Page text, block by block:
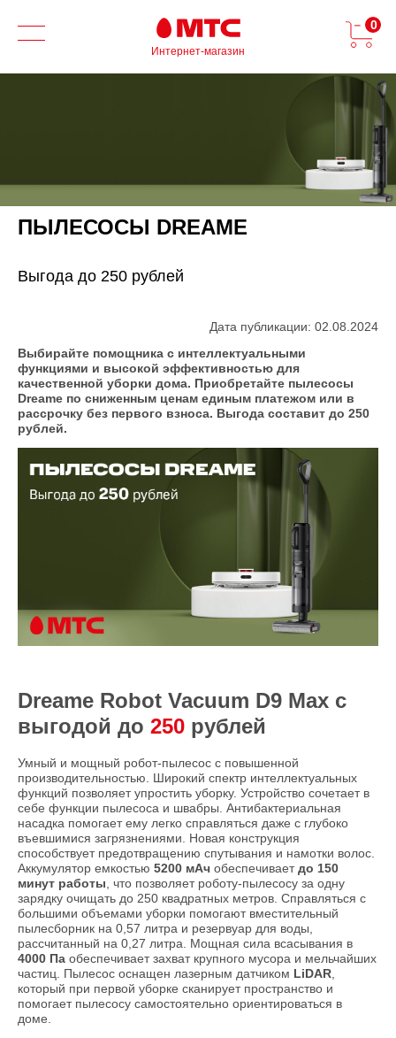
Интернет-магазин
0
ПЫЛЕСОСЫ DREAME
Выгода до 250 рублей
Дата публикации: 02.08.2024
Выбирайте помощника с интеллектуальными
функциями и высокой эффективностью для
качественной уборки дома. Приобретайте пылесосы
Dreame по сниженным ценам единым платежом или в
рассрочку без первого взноса. Выгода составит до 250
рублей.
Dreame Robot Vacuum D9 Max с
выгодой до 250 рублей
Умный и мощный робот-пылесос с повышенной
производительностью. Широкий спектр интеллектуальных
функций позволяет упростить уборку. Устройство сочетает в
себе функции пылесоса и швабры. Антибактериальная
насадка помогает ему легко справляться даже с глубоко
въевшимися загрязнениями. Новая конструкция
способствует предотвращению спутывания и намотки волос.
Аккумулятор емкостью 5200 мАч обеспечиваетдо 150
минут работы, что позволяет роботу-пылесосу за одну
зарядку очищать до 250 квадратных метров. Справляться с
большими объемами уборки помогают вместительный
пылесборник на 0,57 литра и резервуар для воды,
рассчитанный на 0,27 литра. Мощная сила всасывания в
4000 Па обеспечивает захват крупного мусора и мельчайших
частиц. Пылесос оснащен лазерным датчиком LiDAR,
который при первой уборке сканирует пространство и
помогает пылесосу самостоятельно ориентироваться в
доме.